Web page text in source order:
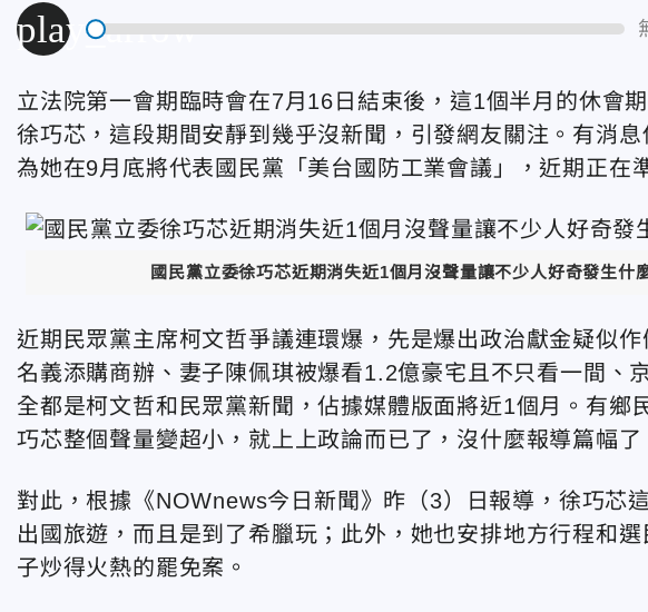
play_arrow
立法院第一會期臨時會在7月16日結束後，這1個半月的休會
徐巧芯，這段期間安靜到幾乎沒新聞，引發網友關注。有消
為她在9月底將代表國民黨「美台國防工業會議」，近期正在
國民黨立委徐巧芯近期消失近1個月沒聲量讓不少人好奇發生什
近期民眾黨主席柯文哲爭議連環爆，先是爆出政治獻金疑似
名義添購商辦、妻子陳佩琪被爆看1.2億豪宅且不只看一間、
全都是柯文哲和民眾黨新聞，佔據媒體版面將近1個月。有鄉
巧芯整個聲量變超小，就上上政論而已了，沒什麼報導篇幅了
對此，根據《NOWnews今日新聞》昨（3）日報導，徐巧芯
出國旅遊，而且是到了希臘玩；此外，她也安排地方行程和
子炒得火熱的罷免案。